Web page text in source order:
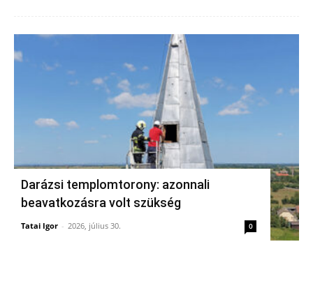
Darázsi templomtorony: azonnali
beavatkozásra volt szükség
Tatai Igor - 2026, július 30. 0